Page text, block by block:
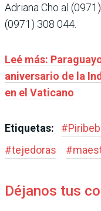
Adriana Cho al
(0971) 308 044.
Leé más:
aniversario de la
en el Vaticano
Etiquetas: #
#tejedoras #
Déjanos tus